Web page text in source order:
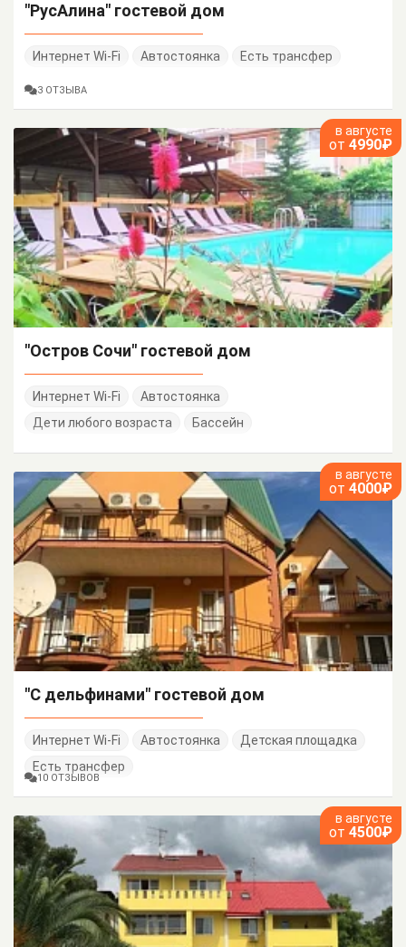
"РусАлина" гостевой дом
Интернет Wi-Fi Автостоянка Есть трансфер
3 ОТЗЫВА
в августе
от 4990₽
"Остров Сочи" гостевой дом
Интернет Wi-Fi
Автостоянка
Дети любого возраста
Бассейн
в августе
от 4000₽
"С дельфинами" гостевой дом
Интернет Wi-Fi Автостоянка
Детская площадка
Есть трансфер
10 ОТЗЫВОВ
в августе
от 4500₽